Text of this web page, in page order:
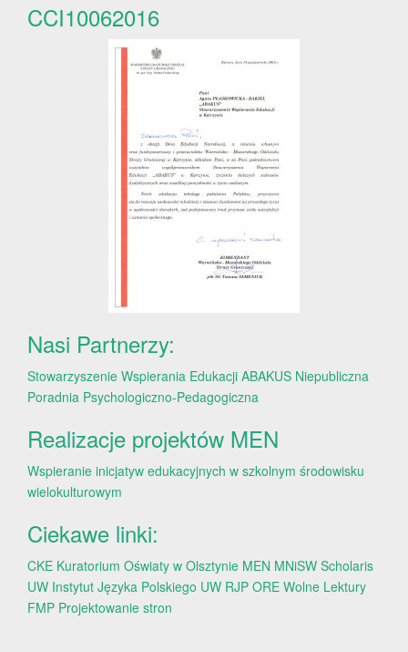
CCI10062016
Nasi Partnerzy:
Stowarzyszenie Wspierania Edukacji ABAKUS Niepubliczna
Poradnia Psychologiczno-Pedagogiczna
Realizacje projektów MEN
Wspieranie inicjatyw edukacyjnych w szkolnym środowisku
wielokulturowym
Ciekawe linki:
CKE Kuratorium Oświaty w Olsztynie MEN MNiSW Scholaris
UW Instytut Języka Polskiego UW RJP ORE Wolne Lektury
FMP Projektowanie stron